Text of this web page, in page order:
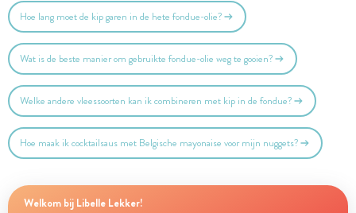
Hoe lang moet de kip garen in de hete fondue-olie?
Wat is de beste manier om gebruikte fondue-olie weg te gooien?
Welke andere vleessoorten kan ik combineren met kip in de fondue?
Hoe maak ik cocktailsaus met Belgische mayonaise voor mijn nuggets?
Welkom bij Libelle Lekker!